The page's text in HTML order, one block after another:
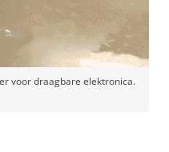
voor draagbare elektronica.